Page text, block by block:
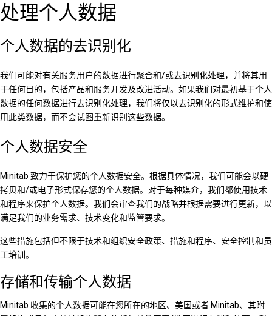
处理个人数据
个人数据的去识别化
我们可能对有关服务用户的数据进行聚合和/或去识别化处理，并将其用
于任何目的，包括产品和服务开发及改进活动。如果我们对最初基于个人
数据的任何数据进行去识别化处理，我们将仅以去识别化的形式维护和使
用此类数据，而不会试图重新识别这些数据。
个人数据安全
Minitab 致力于保护您的个人数据安全。根据具体情况，我们可能会以硬
拷贝和/或电子形式保存您的个人数据。对于每种媒介，我们都使用技术
和程序来保护个人数据。我们会审查我们的战略并根据需要进行更新，以
满足我们的业务需求、技术变化和监管要求。
这些措施包括但不限于技术和组织安全政策、措施和程序、安全控制和员
工培训。
存储和传输个人数据
Minitab 收集的个人数据可能在您所在的地区、美国或者 Minitab、其附